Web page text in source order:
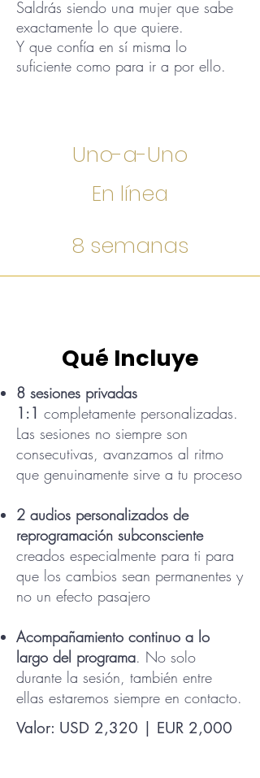
Saldrás siendo una mujer que sabe
exactamente lo que quiere.
Y que confía en sí misma lo
suficiente como para ir a por ello.
Uno-a-Uno
En línea
8 semanas
Qué Incluye
8 sesiones privadas
1:1 completamente personalizadas.
Las sesiones no siempre son
consecutivas, avanzamos al ritmo
que genuinamente sirve a tu proceso
2 audios personalizados de
reprogramación subconsciente
creados especialmente para ti para
que los cambios sean permanentes y
no un efecto pasajero
Acompañamiento continuo a lo
largo del programa. No solo
durante la sesión, también entre
ellas estaremos siempre en contacto.
Valor: USD 2,320 | EUR 2,000